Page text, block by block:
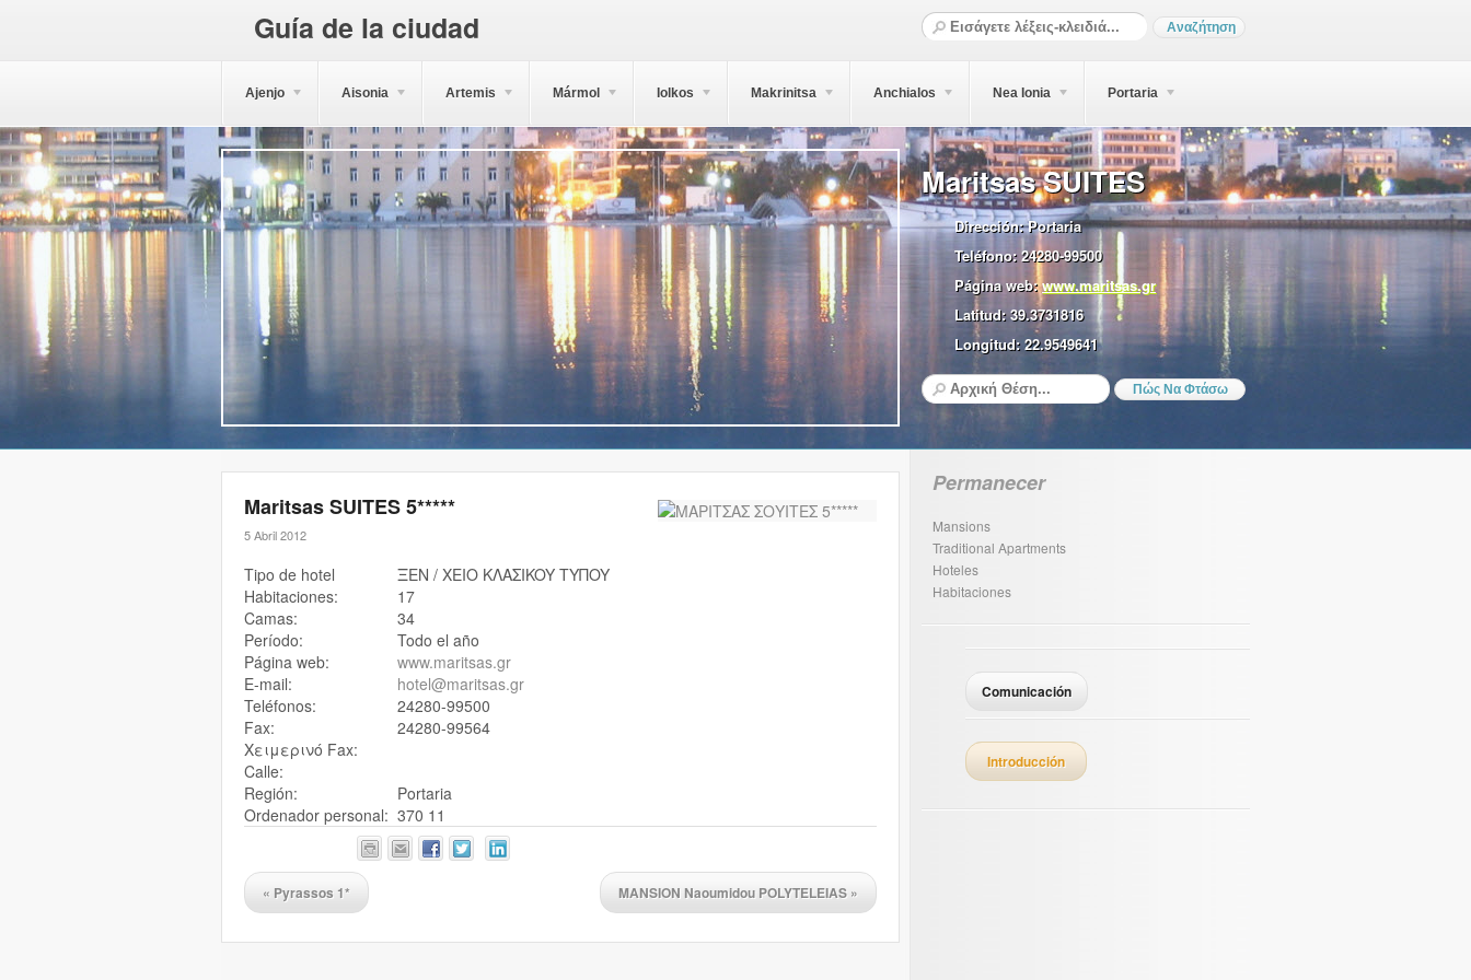
Guía de la ciudad
Ajenjo Aisonia Artemis Mármol Iolkos Makrinitsa Anchialos Nea Ionia Portaria
Maritsas SUITES
Dirección:Portaria
Teléfono:24280-99500
Página web: www.maritsas.gr
Latitud:39.3731816
Longitud:22.9549641
Maritsas SUITES 5*****
5 Abril 2012
Tipo de hotel
ΞEN / XEIO KΛAΣIKOY TYΠOY
Habitaciones:
17
Camas:
34
Período:
Todo el año
Página web:
www.maritsas.gr
E-mail:
hotel@maritsas.gr
Teléfonos:
24280-99500
Fax:
24280-99564
Χειμερινό Fax:
Calle:
Región:
Portaria
Ordenador personal: 370 11
« Pyrassos 1* MANSION Naoumidou POLYTELEIAS »
Permanecer
Mansions
Traditional Apartments
Hoteles
Habitaciones
Comunicación
Introducción